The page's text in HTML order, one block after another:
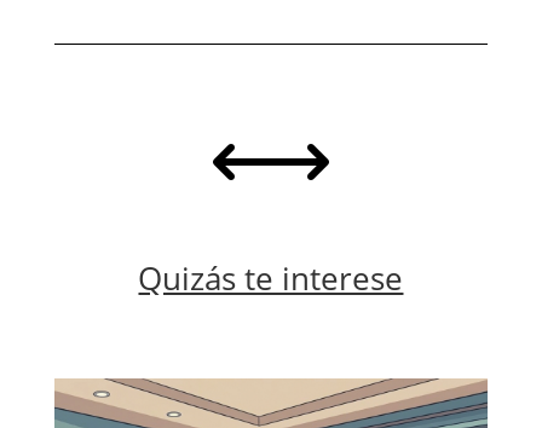
,
Quizás te interese